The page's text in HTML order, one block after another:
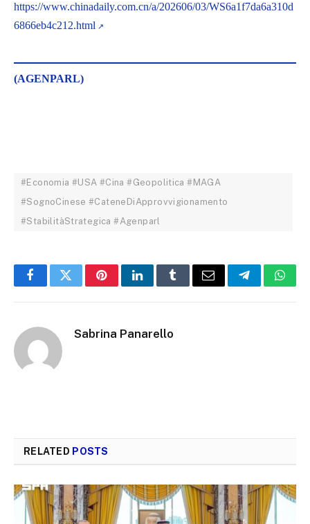
https://www.chinadaily.com.cn/a/202606/03/WS6a1f7da6a310d
6866eb4c212.html
(AGENPARL)
#Economia #USA #Cina #Geopolitica #MAGA
#SognoCinese #CateneDiApprovvigionamento
#StabilitàStrategica #Agenparl
FacebookTwitterPinterestLinkedInTumblrEmail Telegram
Sabrina Panarello
RELATED POSTS